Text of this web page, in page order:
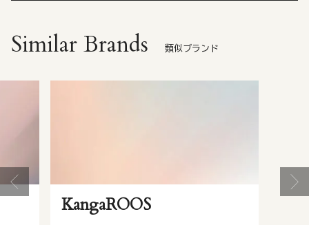
Similar Brands 類似ブランド
KangaROOS